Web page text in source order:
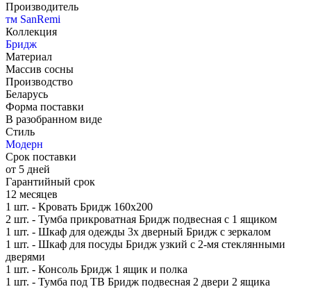
Производитель
тм SanRemi
Коллекция
Бридж
Материал
Массив сосны
Производство
Беларусь
Форма поставки
В разобранном виде
Стиль
Модерн
Срок поставки
от 5 дней
Гарантийный срок
12 месяцев
1 шт. - Кровать Бридж 160х200
2 шт. - Тумба прикроватная Бридж подвесная с 1 ящиком
1 шт. - Шкаф для одежды 3х дверный Бридж с зеркалом
1 шт. - Шкаф для посуды Бридж узкий с 2-мя стеклянными
дверями
1 шт. - Консоль Бридж 1 ящик и полка
1 шт. - Тумба под ТВ Бридж подвесная 2 двери 2 ящика